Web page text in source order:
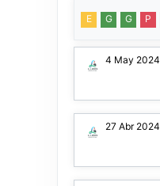
E G G P
4 May 2024
27 Abr 2024